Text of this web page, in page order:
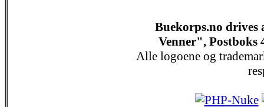
Buekorps.no drives
Venner", Postboks
Alle logoene og